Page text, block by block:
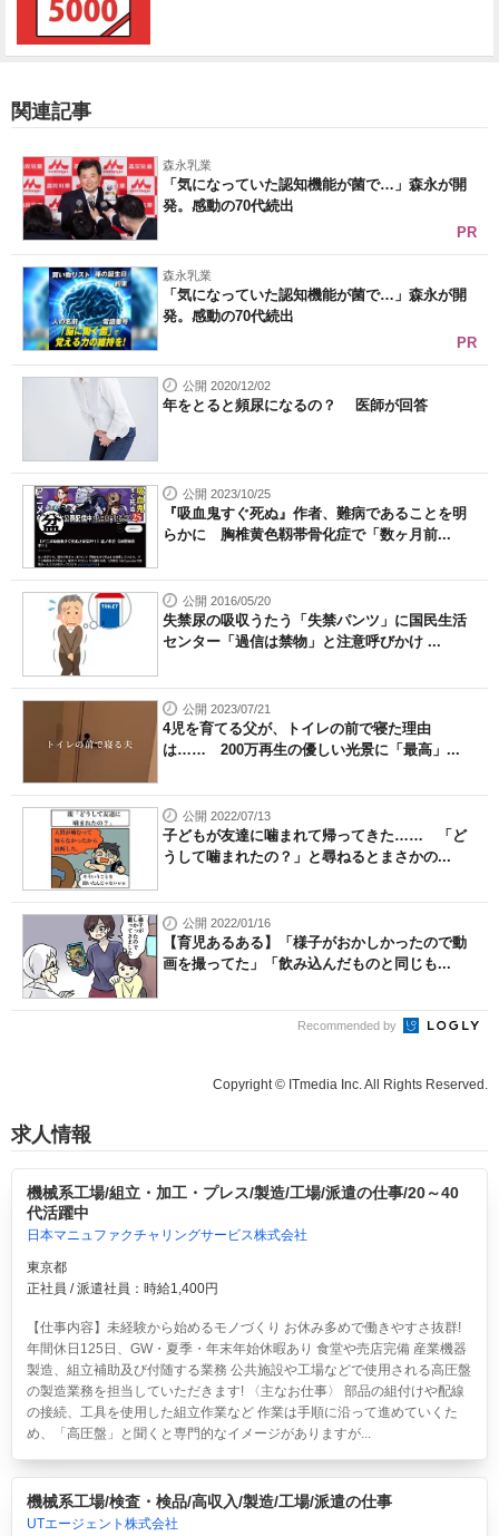
関連記事
森永乳業
「気になっていた認知機能が菌で…」森永が開
発。感動の70代続出
PR
森永乳業
「気になっていた認知機能が菌で…」森永が開
発。感動の70代続出
PR
公開 2020/12/02
年をとると頻尿になるの？ 医師が回答
公開 2023/10/25
『吸血鬼すぐ死ぬ』作者、難病であることを明
らかに 胸椎黄色靱帯骨化症で「数ヶ月前...
公開 2016/05/20
失禁尿の吸収うたう「失禁パンツ」に国民生活
センター「過信は禁物」と注意呼びかけ ...
公開 2023/07/21
4児を育てる父が、トイレの前で寝た理由
は…… 200万再生の優しい光景に「最高」...
公開 2022/07/13
子どもが友達に噛まれて帰ってきた…… 「ど
うして噛まれたの？」と尋ねるとまさかの...
公開 2022/01/16
【育児あるある】「様子がおかしかったので動
画を撮ってた」「飲み込んだものと同じも...
Recommended by
Copyright © ITmedia Inc. All Rights Reserved.
求人情報
機械系工場/組立・加工・プレス/製造/工場/派遣の仕事/20～40
代活躍中
日本マニュファクチャリングサービス株式会社
東京都
正社員 / 派遣社員：時給1,400円
【仕事内容】未経験から始めるモノづくり お休み多めで働きやすさ抜群!
年間休日125日、GW・夏季・年末年始休暇あり 食堂や売店完備 産業機器
製造、組立補助及び付随する業務 公共施設や工場などで使用される高圧盤
の製造業務を担当していただきます! 〈主なお仕事〉 部品の組付けや配線
の接続、工具を使用した組立作業など 作業は手順に沿って進めていくた
め、「高圧盤」と聞くと専門的なイメージがありますが...
機械系工場/検査・検品/高収入/製造/工場/派遣の仕事
UTエージェント株式会社